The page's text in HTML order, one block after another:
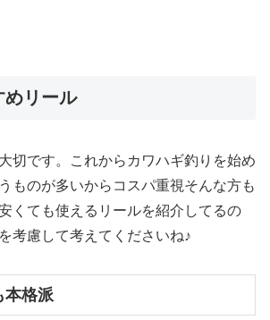
めリール
切です。これからカワハギ釣りを始め
ものが多いからコスパ重視そんな方も
くても使えるリールを紹介してるの
考慮して考えてくださいね♪
本格派